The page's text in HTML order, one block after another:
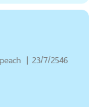
peach | 23/7/2546